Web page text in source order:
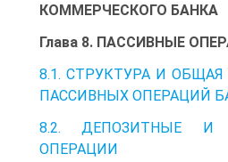
КОММЕРЧЕСКОГО БАНКА
Глава 8. ПАССИВНЫЕ
8.1. СТРУКТУРА И
ПАССИВНЫХ ОПЕРАЦИЙ
8.2. ДЕПОЗИТНЫЕ И
ОПЕРАЦИИ